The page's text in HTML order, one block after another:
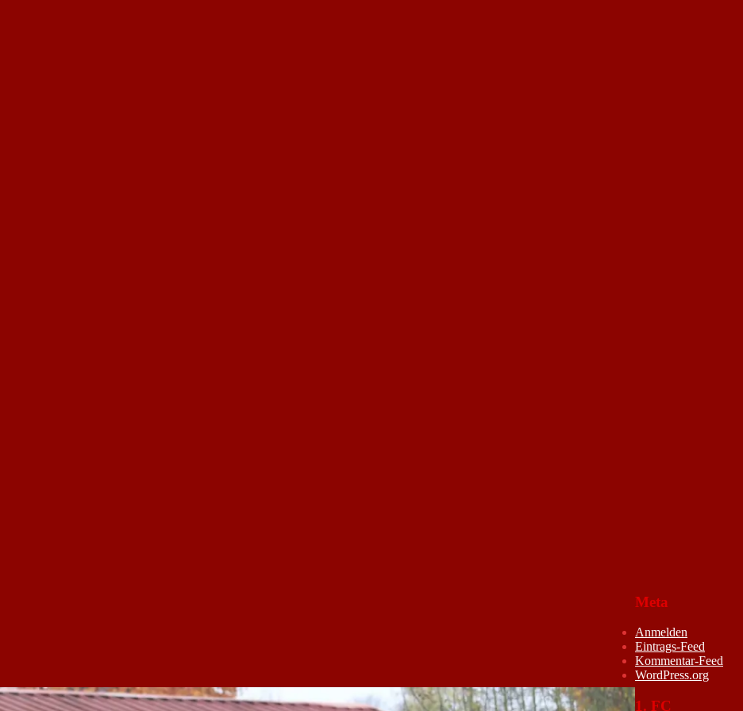
Meta
Anmelden
Eintrags-Feed
Kommentar-Feed
WordPress.org
1. FC